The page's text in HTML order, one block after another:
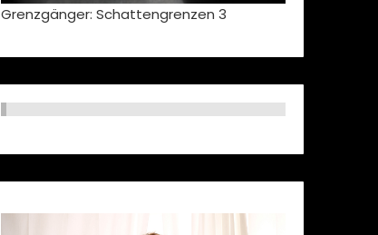
Grenzgänger: Schattengrenzen 3